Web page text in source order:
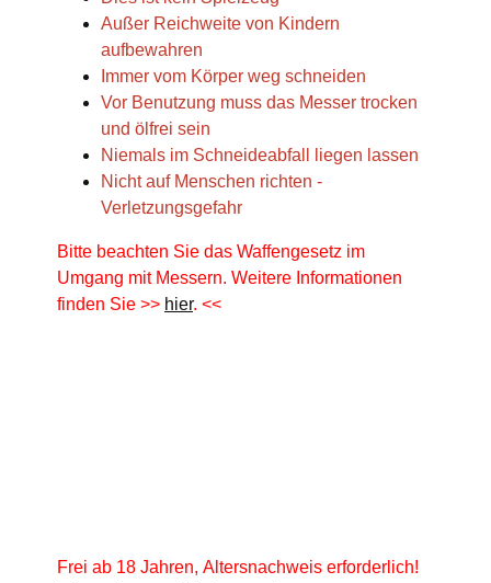
Außer Reichweite von Kindern
aufbewahren
Immer vom Körper weg schneiden
Vor Benutzung muss das Messer trocken
und ölfrei sein
Niemals im Schneideabfall liegen lassen
Nicht auf Menschen richten -
Verletzungsgefahr
Bitte beachten Sie das Waffengesetz im
Umgang mit Messern. Weitere Informationen
finden Sie >> hier. <<
Frei ab 18 Jahren, Altersnachweis erforderlich!